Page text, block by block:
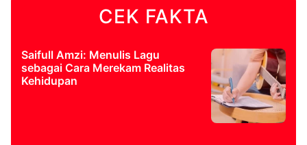
CEK FAKTA
Saifull Amzi: Menulis Lagu
sebagai Cara Merekam Realitas
Kehidupan